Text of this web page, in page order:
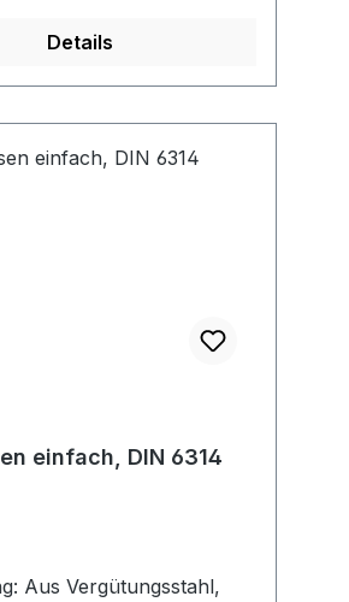
Details
einfach, DIN 6314
Aus Vergütungsstahl,